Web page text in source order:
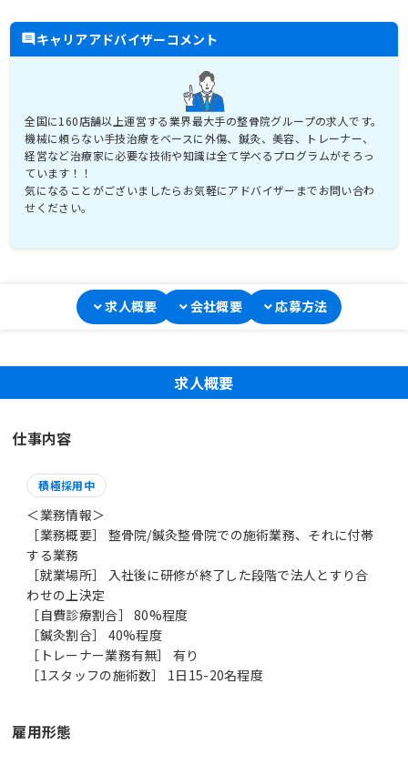
キャリアアドバイザーコメント
全国に160店舗以上運営する業界最大手の整骨院グループの求人です。
機械に頼らない手技治療をベースに外傷、鍼灸、美容、トレーナー、
経営など治療家に必要な技術や知識は全て学べるプログラムがそろっ
ています！！
気になることがございましたらお気軽にアドバイザーまでお問い合わ
せください。
求人概要 会社概要 応募方法
求人概要
仕事内容
積極採用中
＜業務情報＞
［業務概要］ 整骨院/鍼灸整骨院での施術業務、それに付帯
する業務
［就業場所］ 入社後に研修が終了した段階で法人とすり合
わせの上決定
［自費診療割合］ 80%程度
［鍼灸割合］ 40%程度
［トレーナー業務有無］ 有り
雇用形態